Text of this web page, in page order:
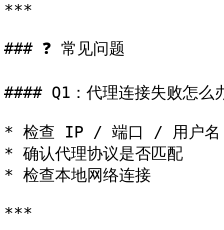
***
### ❓ 常见问题
#### Q1：代理连接失败怎么
* 检查 IP / 端口 / 用户名
* 确认代理协议是否匹配
* 检查本地网络连接
***